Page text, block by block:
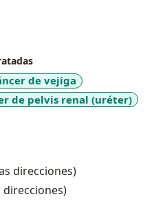
Neoplásicas 2019-
ONCOLÓGICA
Instituto Nacional de
2023.
de vejiga
de pelvis renal (uréter)
direcciones)
direcciones)